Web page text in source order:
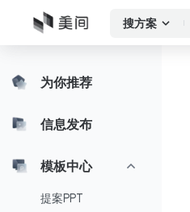
搜方案
为你推荐
信息发布
模板中心
提案PPT